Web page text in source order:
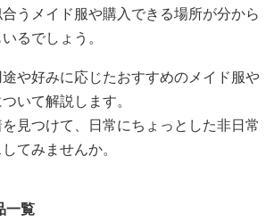
うメイド服や購入できる場所が分から
るでしょう。
や好みに応じたおすすめのメイド服や
いて解説します。
見つけて、日常にちょっとした非日常
てみませんか。
一覧